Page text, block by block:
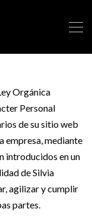
Orgánica
Personal
de su sitio web
empresa, mediante
introducidos en un
de Silvia
agilizar y cumplir
partes.